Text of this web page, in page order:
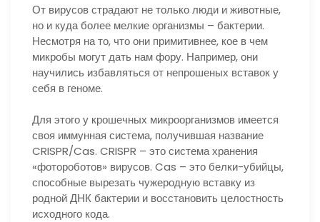
От вирусов страдают не только люди и животные,
но и куда более мелкие организмы – бактерии.
Несмотря на то, что они примитивнее, кое в чем
микробы могут дать нам фору. Например, они
научились избавляться от непрошеных вставок у
себя в геноме.
Для этого у крошечных микроорганизмов имеется
своя иммунная система, получившая название
CRISPR/Cas. CRISPR – это система хранения
«фотороботов» вирусов. Cas – это белки-убийцы,
способные вырезать чужеродную вставку из
родной ДНК бактерии и восстановить целостность
исходного кода.